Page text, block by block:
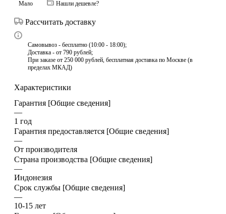
Мало Нашли дешевле?
Рассчитать доставку
Самовывоз - бесплатно (10:00 - 18:00);
Доставка - от 790 рублей;
При заказе от 250 000 рублей, бесплатная доставка по Москве (в
пределах МКАД)
Характеристики
Гарантия [Общие сведения]
—
1 год
Гарантия предоставляется [Общие сведения]
—
От производителя
Страна производства [Общие сведения]
—
Индонезия
Срок службы [Общие сведения]
—
10-15 лет